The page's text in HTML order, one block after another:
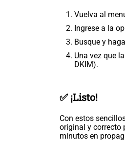
Vuelva al
Ingrese a la
Busque y
Una vez que
DKIM).
✅ ¡Listo!
Con estos
original y correcto
minutos en